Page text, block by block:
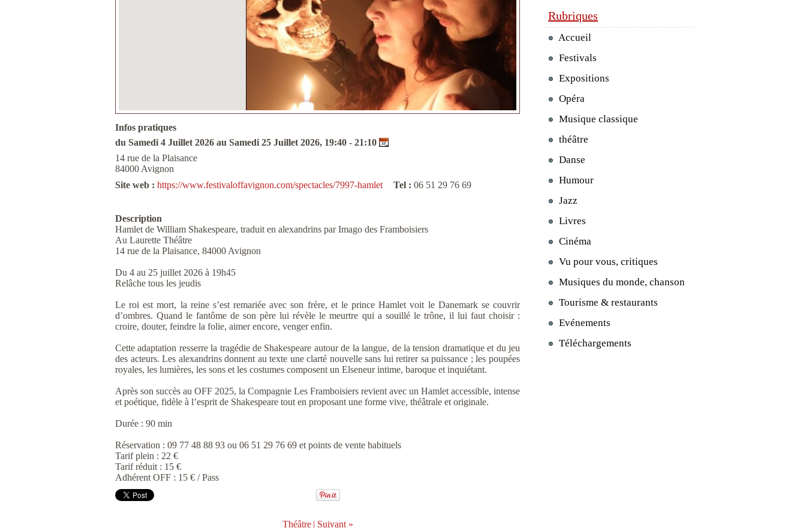
Infos pratiques
du Samedi 4 Juillet 2026 au Samedi 25 Juillet 2026, 19:40 - 21:10
14 rue de la Plaisance
84000 Avignon
Site web : https://www.festivaloffavignon.com/spectacles/7997-hamlet Tel : 06 51 29 76 69
Description
Hamlet de William Shakespeare, traduit en alexandrins par Imago des Framboisiers
Au Laurette Théâtre
14 rue de la Plaisance, 84000 Avignon
Du 4 au 25 juillet 2026 à 19h45
Relâche tous les jeudis
Le roi est mort, la reine s’est remariée avec son frère, et le prince Hamlet voit le Danemark se couvrir
d’ombres. Quand le fantôme de son père lui révèle le meurtre qui a souillé le trône, il lui faut choisir :
croire, douter, feindre la folie, aimer encore, venger enfin.
Cette adaptation resserre la tragédie de Shakespeare autour de la langue, de la tension dramatique et du jeu
des acteurs. Les alexandrins donnent au texte une clarté nouvelle sans lui retirer sa puissance ; les poupées
royales, les lumières, les sons et les costumes composent un Elseneur intime, baroque et inquiétant.
Après son succès au OFF 2025, la Compagnie Les Framboisiers revient avec un Hamlet accessible, intense
et poétique, fidèle à l’esprit de Shakespeare tout en proposant une forme vive, théâtrale et originale.
Durée : 90 min
Réservation : 09 77 48 88 93 ou 06 51 29 76 69 et points de vente habituels
Tarif plein : 22 €
Tarif réduit : 15 €
Adhérent OFF : 15 € / Pass
Théâtre | Suivant »
Rubriques
Accueil
Festivals
Expositions
Opéra
Musique classique
théâtre
Danse
Humour
Jazz
Livres
Cinéma
Vu pour vous, critiques
Musiques du monde, chanson
Tourisme & restaurants
Evénements
Téléchargements